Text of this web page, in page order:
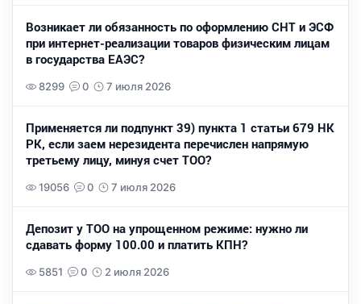
Возникает ли обязанность по оформлению СНТ и ЭСФ
при интернет-реализации товаров физическим лицам
в государства ЕАЭС?
8299 0 7 июля 2026
Применяется ли подпункт 39) пункта 1 статьи 679 НК
РК, если заем нерезидента перечислен напрямую
третьему лицу, минуя счет ТОО?
19056 0 7 июля 2026
Депозит у ТОО на упрощенном режиме: нужно ли
сдавать форму 100.00 и платить КПН?
5851 0 2 июля 2026